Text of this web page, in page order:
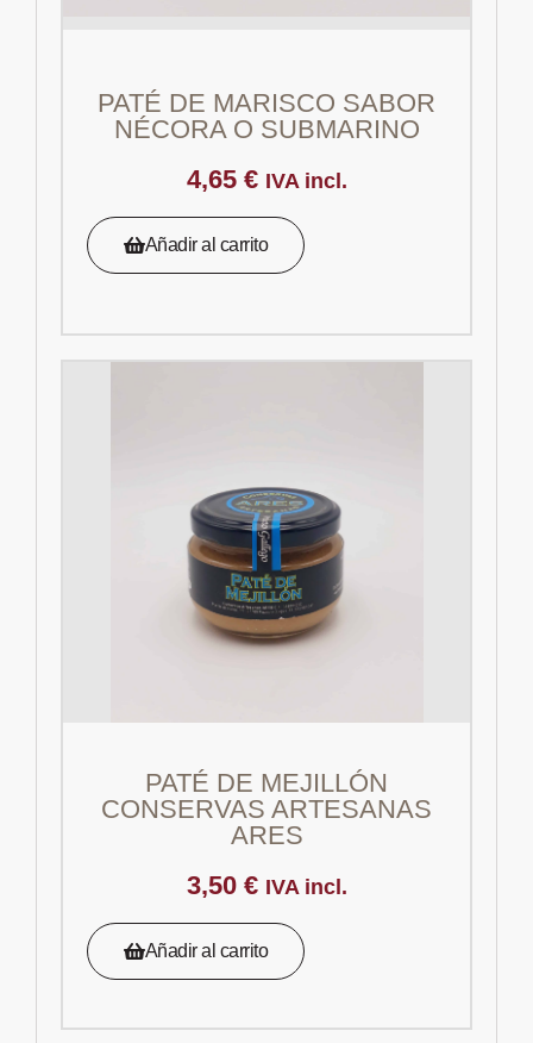
PATÉ DE MARISCO SABOR
NÉCORA O SUBMARINO
4,65 € IVA incl.
Añadir al carrito
PATÉ DE MEJILLÓN
CONSERVAS ARTESANAS
ARES
3,50 € IVA incl.
Añadir al carrito